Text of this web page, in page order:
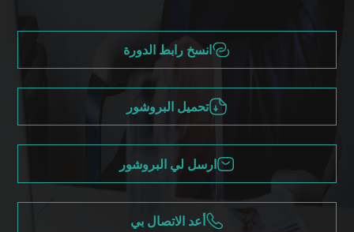
انسخ رابط الدورة
تحميل البروشور
ارسل لي البروشور
أعد الاتصال بي